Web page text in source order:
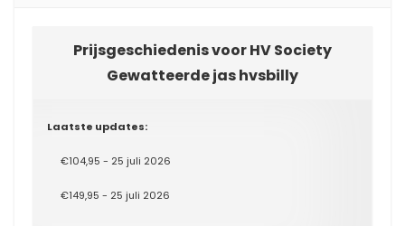
Prijsgeschiedenis voor HV Society
Gewatteerde jas hvsbilly
Laatste updates:
€104,95 - 25 juli 2026
€149,95 - 25 juli 2026